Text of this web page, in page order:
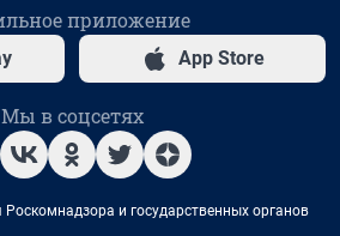
приложение
App Store
Мы в соцсетях
и государственных органов